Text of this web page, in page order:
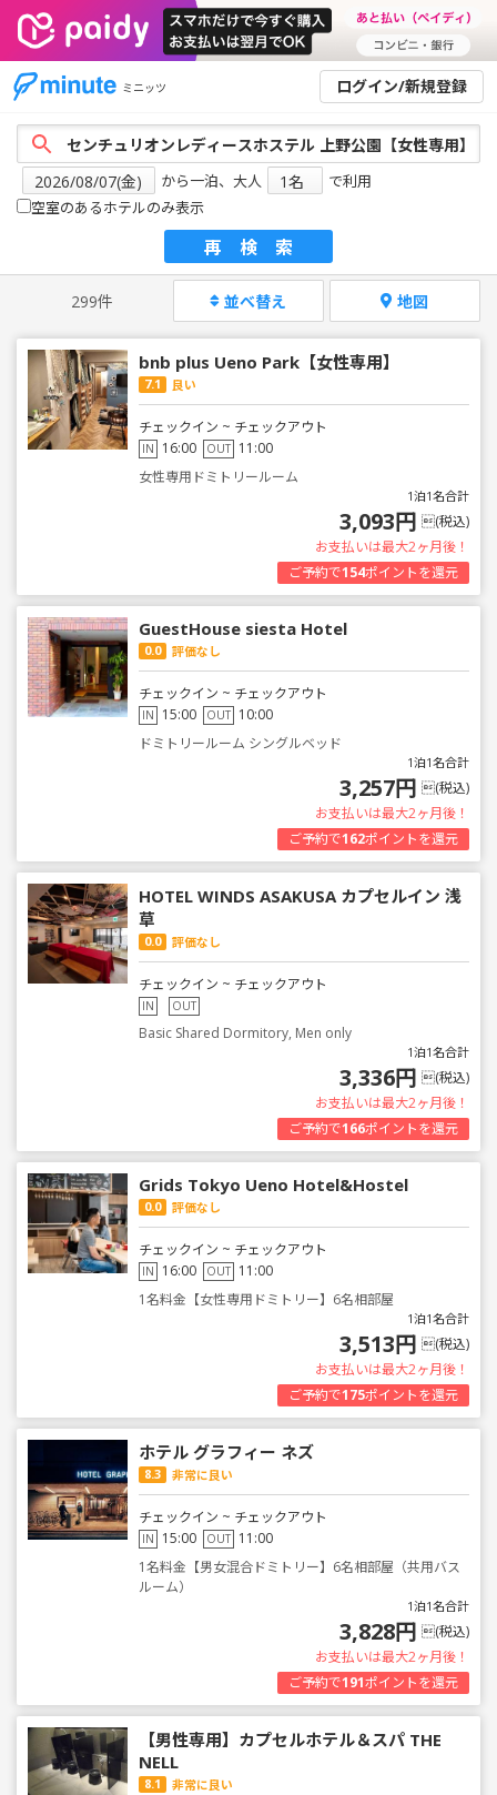
ミニッツ ログイン/新規登録
から一泊、大人
で利用
空室のあるホテルのみ表示
再検索
299件 並べ替え 地図
bnb plus Ueno Park【女性専用】
7.1 良い
チェックイン ~ チェックアウト
IN 16:00 OUT 11:00
女性専用ドミトリールーム
1泊1名合計
3,093円 (税込)
お支払いは最大2ヶ月後！
ご予約で154ポイントを還元
GuestHouse siesta Hotel
0.0 評価なし
チェックイン ~ チェックアウト
IN 15:00 OUT 10:00
ドミトリールーム シングルベッド
1泊1名合計
3,257円 (税込)
お支払いは最大2ヶ月後！
ご予約で162ポイントを還元
HOTEL WINDS ASAKUSA カプセルイン 浅
草
0.0 評価なし
チェックイン ~ チェックアウト
IN OUT
Basic Shared Dormitory, Men only
1泊1名合計
3,336円 (税込)
お支払いは最大2ヶ月後！
ご予約で166ポイントを還元
Grids Tokyo Ueno Hotel&Hostel
0.0 評価なし
チェックイン ~ チェックアウト
IN 16:00 OUT 11:00
1名料金【女性専用ドミトリー】6名相部屋
1泊1名合計
3,513円 (税込)
お支払いは最大2ヶ月後！
ご予約で175ポイントを還元
ホテル グラフィー ネズ
8.3 非常に良い
チェックイン ~ チェックアウト
IN 15:00 OUT 11:00
1名料金【男女混合ドミトリー】6名相部屋（共用バス
ルーム）
1泊1名合計
3,828円 (税込)
お支払いは最大2ヶ月後！
ご予約で191ポイントを還元
【男性専用】カプセルホテル＆スパ THE
NELL
8.1 非常に良い